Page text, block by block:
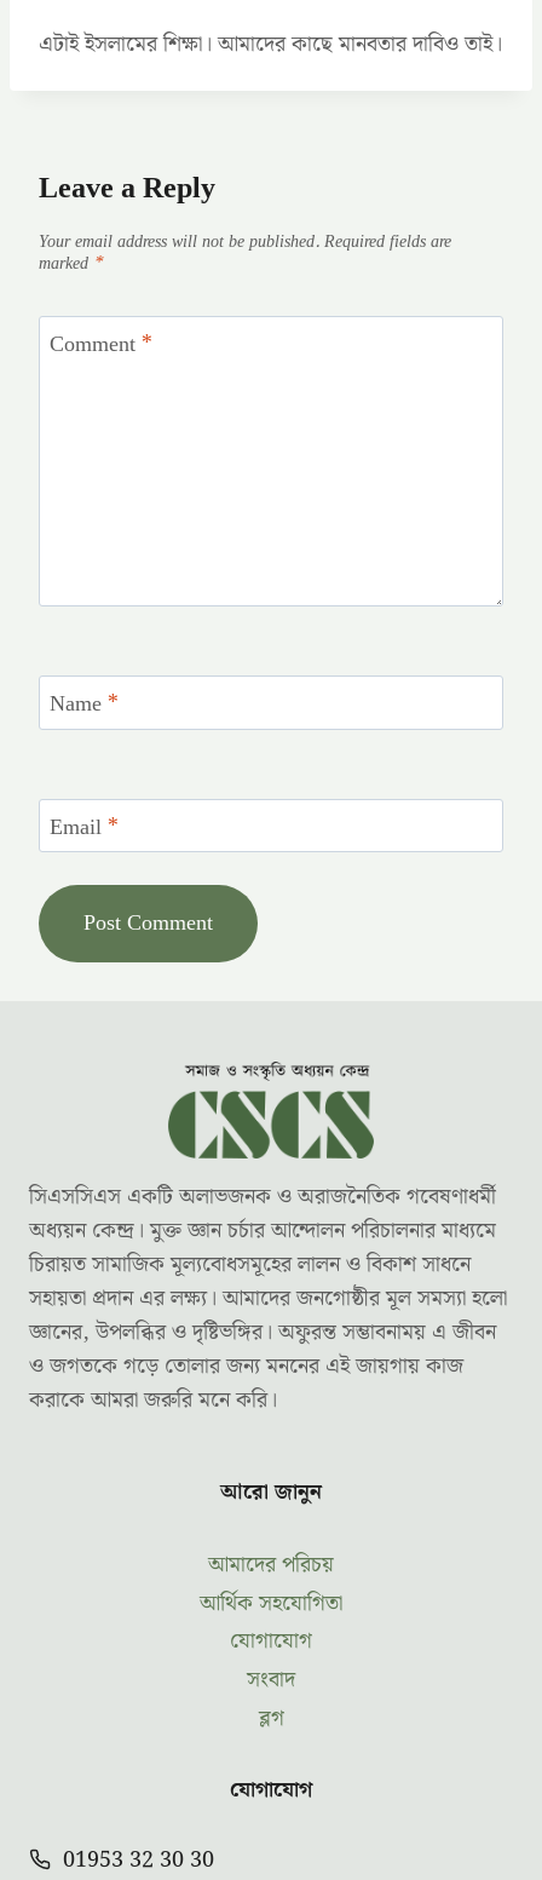
এটাই ইসলামের শিক্ষা। আমাদের কাছে মানবতার দাবিও তাই।
Leave a Reply
Your email address will not be published.Required fields are
marked *
Comment *
Name *
Email *
সিএসসিএস একটি অলাভজনক ও অরাজনৈতিক গবেষণাধর্মী
অধ্যয়ন কেন্দ্র। মুক্ত জ্ঞান চর্চার আন্দোলন পরিচালনার মাধ্যমে
চিরায়ত সামাজিক মূল্যবোধসমূহের লালন ও বিকাশ সাধনে
সহায়তা প্রদান এর লক্ষ্য। আমাদের জনগোষ্ঠীর মূল সমস্যা হলো
জ্ঞানের, উপলব্ধির ও দৃষ্টিভঙ্গির। অফুরন্ত সম্ভাবনাময় এ জীবন
ও জগতকে গড়ে তোলার জন্য মননের এই জায়গায় কাজ
করাকে আমরা জরুরি মনে করি।
আরো জানুন
আমাদের পরিচয়
আর্থিক সহযোগিতা
যোগাযোগ
সংবাদ
ব্লগ
যোগাযোগ
01953 32 30 30